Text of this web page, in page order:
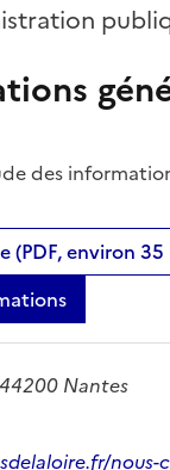
des
(PDF, environ 35
Nantes